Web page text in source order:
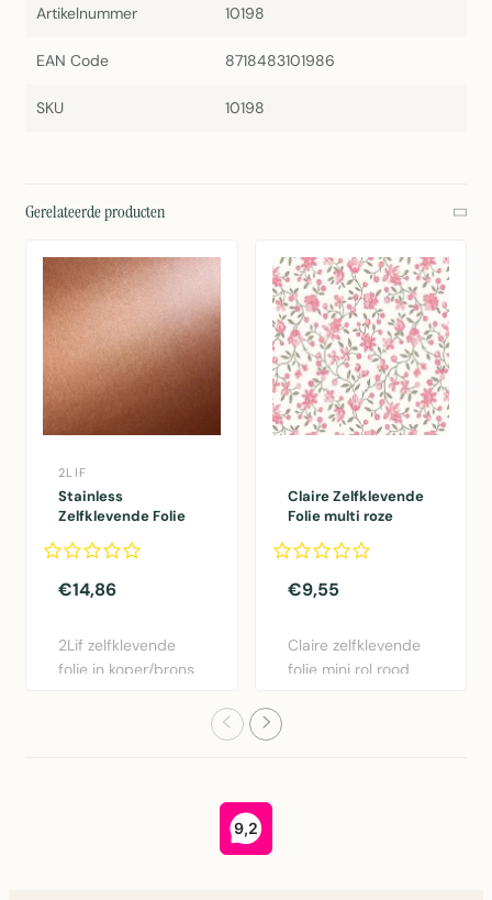
Artikelnummer 10198
EAN Code 8718483101986
SKU 10198
Gerelateerde producten
2LIF
Stainless
Zelfklevende Folie
45cmx1,5mtr
€14,86
2Lif zelfklevende
folie in koper/brons
Claire Zelfklevende
Folie multi roze
€9,55
Claire zelfklevende
folie mini rol rood